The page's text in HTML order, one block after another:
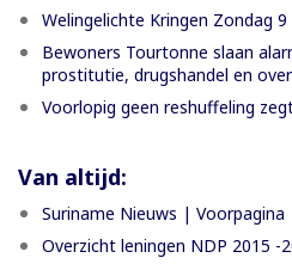
Welingelichte Kringen Zondag
Bewoners Tourtonne slaan
prostitutie, drugshandel en
Voorlopig geen reshuffeling
Van altijd:
Suriname Nieuws | Voorpagina
Overzicht leningen NDP 2015 -